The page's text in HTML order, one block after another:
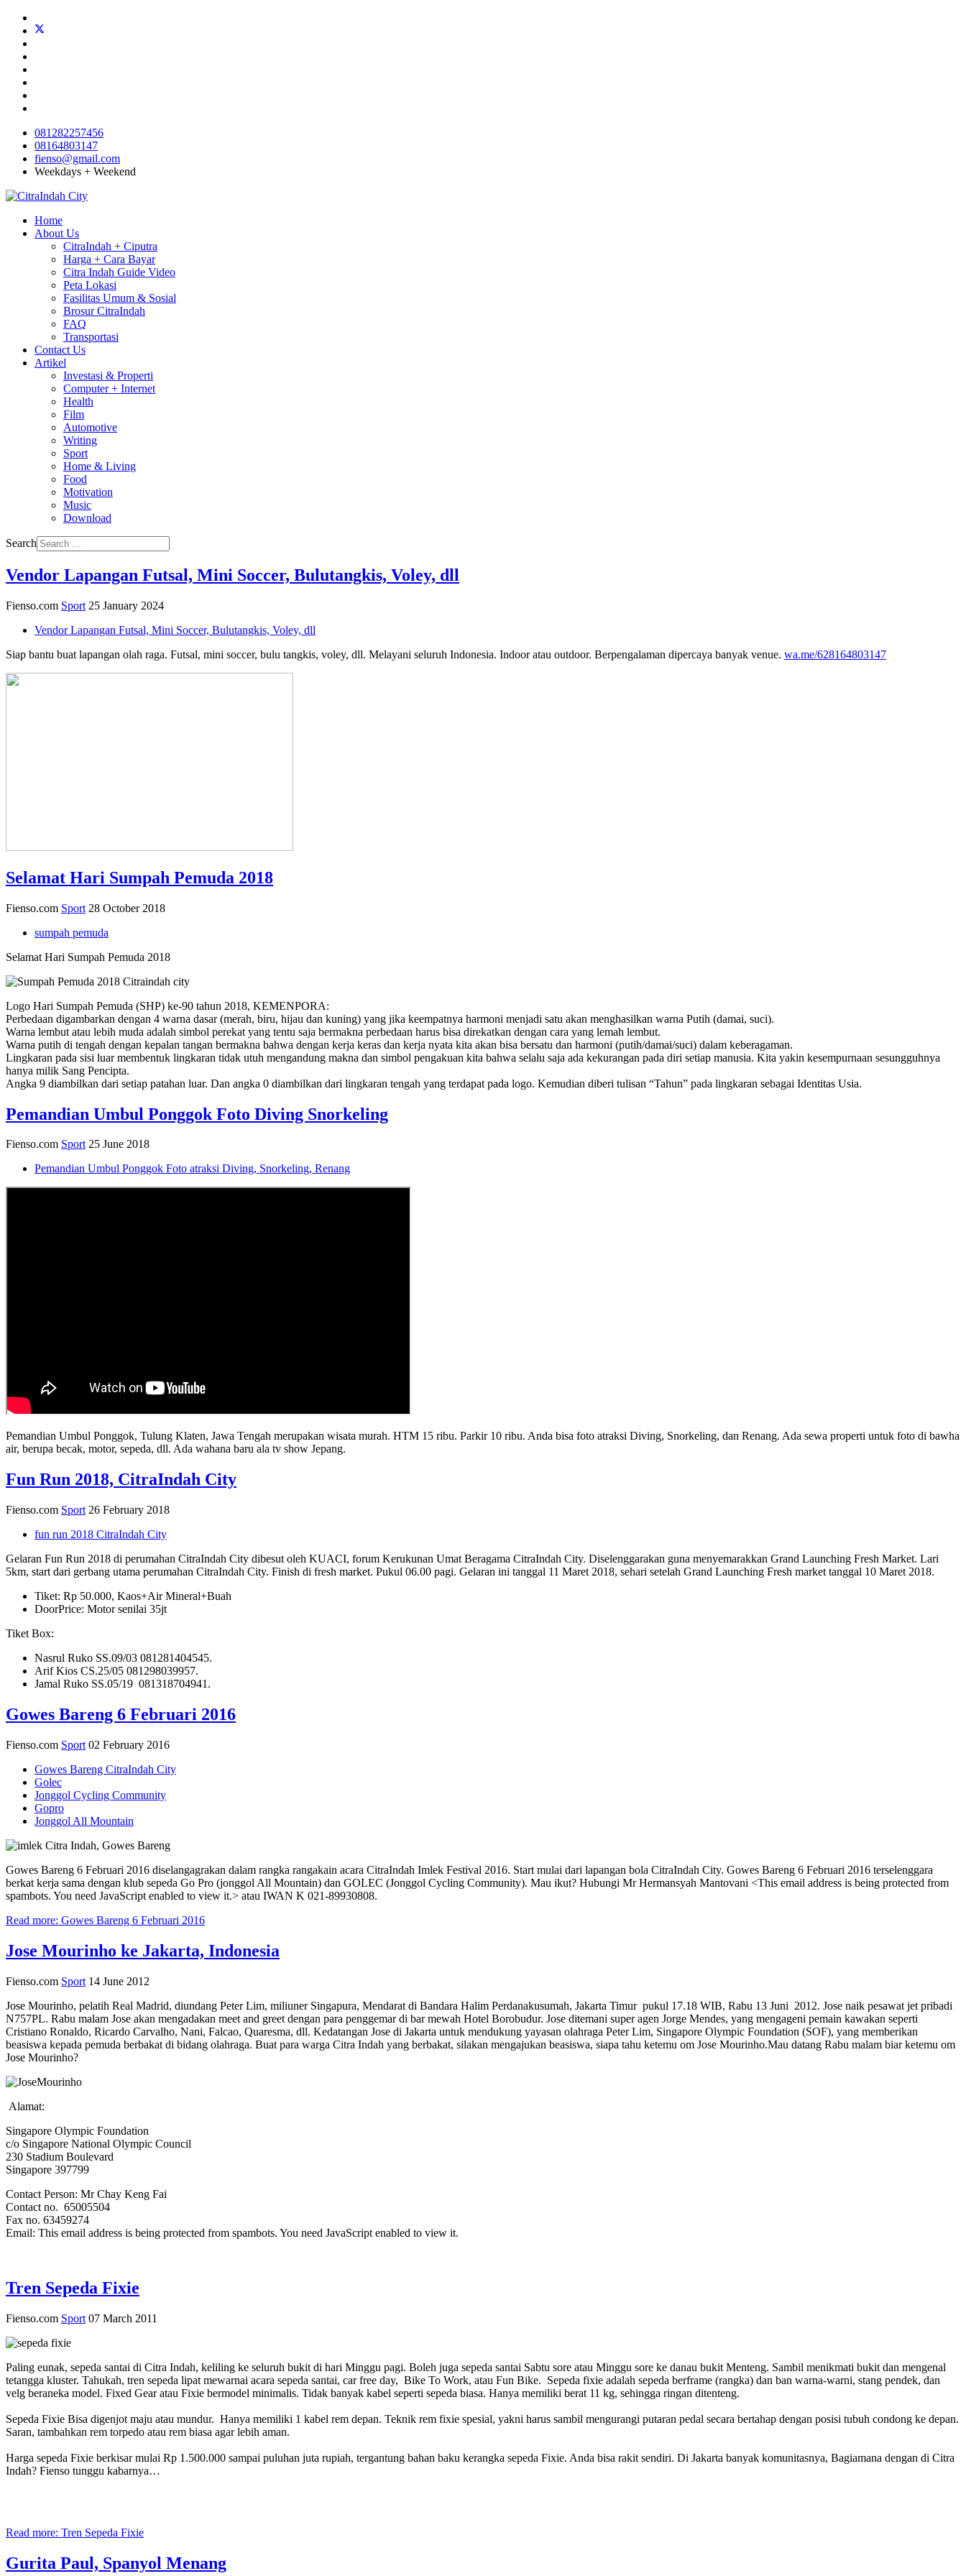
081282257456
08164803147
fienso@gmail.com
Weekdays + Weekend
Home
About Us
CitraIndah + Ciputra
Harga + Cara Bayar
Citra Indah Guide Video
Peta Lokasi
Fasilitas Umum & Sosial
Brosur CitraIndah
FAQ
Transportasi
Contact Us
Artikel
Investasi & Properti
Computer + Internet
Health
Film
Automotive
Writing
Sport
Home & Living
Food
Motivation
Music
Download
Search
Vendor Lapangan Futsal, Mini Soccer, Bulutangkis, Voley, dll
Fienso.com Sport 25 January 2024
Vendor Lapangan Futsal, Mini Soccer, Bulutangkis, Voley, dll
Siap bantu buat lapangan olah raga. Futsal, mini soccer, bulu tangkis, voley, dll. Melayani seluruh Indonesia. Indoor atau outdoor. Berpengalaman dipercaya banyak venue. wa.me/628164803147
Selamat Hari Sumpah Pemuda 2018
Fienso.com Sport 28 October 2018
sumpah pemuda
Selamat Hari Sumpah Pemuda 2018
Logo Hari Sumpah Pemuda (SHP) ke-90 tahun 2018, KEMENPORA:
Perbedaan digambarkan dengan 4 warna dasar (merah, biru, hijau dan kuning) yang jika keempatnya harmoni menjadi satu akan menghasilkan warna Putih (damai, suci).
Warna lembut atau lebih muda adalah simbol perekat yang tentu saja bermakna perbedaan harus bisa direkatkan dengan cara yang lemah lembut.
Warna putih di tengah dengan kepalan tangan bermakna bahwa dengan kerja keras dan kerja nyata kita akan bisa bersatu dan harmoni (putih/damai/suci) dalam keberagaman.
Lingkaran pada sisi luar membentuk lingkaran tidak utuh mengandung makna dan simbol pengakuan kita bahwa selalu saja ada kekurangan pada diri setiap manusia. Kita yakin kesempurnaan sesungguhnya
hanya milik Sang Pencipta.
Angka 9 diambilkan dari setiap patahan luar. Dan angka 0 diambilkan dari lingkaran tengah yang terdapat pada logo. Kemudian diberi tulisan “Tahun” pada lingkaran sebagai Identitas Usia.
Pemandian Umbul Ponggok Foto Diving Snorkeling
Fienso.com Sport 25 June 2018
Pemandian Umbul Ponggok Foto atraksi Diving, Snorkeling, Renang
Pemandian Umbul Ponggok, Tulung Klaten, Jawa Tengah merupakan wisata murah. HTM 15 ribu. Parkir 10 ribu. Anda bisa foto atraksi Diving, Snorkeling, dan Renang. Ada sewa properti untuk foto di bawha
air, berupa becak, motor, sepeda, dll. Ada wahana baru ala tv show Jepang.
Fun Run 2018, CitraIndah City
Fienso.com Sport 26 February 2018
fun run 2018 CitraIndah City
Gelaran Fun Run 2018 di perumahan CitraIndah City dibesut oleh KUACI, forum Kerukunan Umat Beragama CitraIndah City. Diselenggarakan guna menyemarakkan Grand Launching Fresh Market. Lari
5km, start dari gerbang utama perumahan CitraIndah City. Finish di fresh market. Pukul 06.00 pagi. Gelaran ini tanggal 11 Maret 2018, sehari setelah Grand Launching Fresh market tanggal 10 Maret 2018.
Tiket: Rp 50.000, Kaos+Air Mineral+Buah
DoorPrice: Motor senilai 35jt
Tiket Box:
Nasrul Ruko SS.09/03 081281404545.
Arif Kios CS.25/05 081298039957.
Jamal Ruko SS.05/19 081318704941.
Gowes Bareng 6 Februari 2016
Fienso.com Sport 02 February 2016
Gowes Bareng CitraIndah City
Golec
Jonggol Cycling Community
Gopro
Jonggol All Mountain
Gowes Bareng 6 Februari 2016 diselangagrakan dalam rangka rangakain acara CitraIndah Imlek Festival 2016. Start mulai dari lapangan bola CitraIndah City. Gowes Bareng 6 Februari 2016 terselenggara
berkat kerja sama dengan klub sepeda Go Pro (jonggol All Mountain) dan GOLEC (Jonggol Cycling Community). Mau ikut? Hubungi Mr Hermansyah Mantovani <This email address is being protected from
spambots. You need JavaScript enabled to view it.> atau IWAN K 021-89930808.
Read more: Gowes Bareng 6 Februari 2016
Jose Mourinho ke Jakarta, Indonesia
Fienso.com Sport 14 June 2012
Jose Mourinho, pelatih Real Madrid, diundang Peter Lim, miliuner Singapura, Mendarat di Bandara Halim Perdanakusumah, Jakarta Timur pukul 17.18 WIB, Rabu 13 Juni 2012. Jose naik pesawat jet pribadi
N757PL. Rabu malam Jose akan mengadakan meet and greet dengan para penggemar di bar mewah Hotel Borobudur. Jose ditemani super agen Jorge Mendes, yang mengageni pemain kawakan seperti
Cristiano Ronaldo, Ricardo Carvalho, Nani, Falcao, Quaresma, dll. Kedatangan Jose di Jakarta untuk mendukung yayasan olahraga Peter Lim, Singapore Olympic Foundation (SOF), yang memberikan
beasiswa kepada pemuda berbakat di bidang olahraga. Buat para warga Citra Indah yang berbakat, silakan mengajukan beasiswa, siapa tahu ketemu om Jose Mourinho.Mau datang Rabu malam biar ketemu om
Jose Mourinho?
Alamat:
Singapore Olympic Foundation
c/o Singapore National Olympic Council
230 Stadium Boulevard
Singapore 397799
Contact Person: Mr Chay Keng Fai
Contact no. 65005504
Fax no. 63459274
Email: This email address is being protected from spambots. You need JavaScript enabled to view it.
Tren Sepeda Fixie
Fienso.com Sport 07 March 2011
Paling eunak, sepeda santai di Citra Indah, keliling ke seluruh bukit di hari Minggu pagi. Boleh juga sepeda santai Sabtu sore atau Minggu sore ke danau bukit Menteng. Sambil menikmati bukit dan mengenal
tetangga kluster. Tahukah, tren sepeda lipat mewarnai acara sepeda santai, car free day, Bike To Work, atau Fun Bike. Sepeda fixie adalah sepeda berframe (rangka) dan ban warna-warni, stang pendek, dan
velg beraneka model. Fixed Gear atau Fixie bermodel minimalis. Tidak banyak kabel seperti sepeda biasa. Hanya memiliki berat 11 kg, sehingga ringan ditenteng.
Sepeda Fixie Bisa digenjot maju atau mundur. Hanya memiliki 1 kabel rem depan. Teknik rem fixie spesial, yakni harus sambil mengurangi putaran pedal secara bertahap dengan posisi tubuh condong ke depan.
Saran, tambahkan rem torpedo atau rem biasa agar lebih aman.
Harga sepeda Fixie berkisar mulai Rp 1.500.000 sampai puluhan juta rupiah, tergantung bahan baku kerangka sepeda Fixie. Anda bisa rakit sendiri. Di Jakarta banyak komunitasnya, Bagiamana dengan di Citra
Indah? Fienso tunggu kabarnya…
Read more: Tren Sepeda Fixie
Gurita Paul, Spanyol Menang